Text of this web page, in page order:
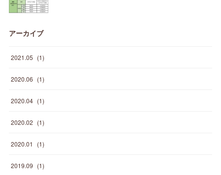
アーカイブ
2021.05 (1)
2020.06 (1)
2020.04 (1)
2020.02 (1)
2020.01 (1)
2019.09 (1)